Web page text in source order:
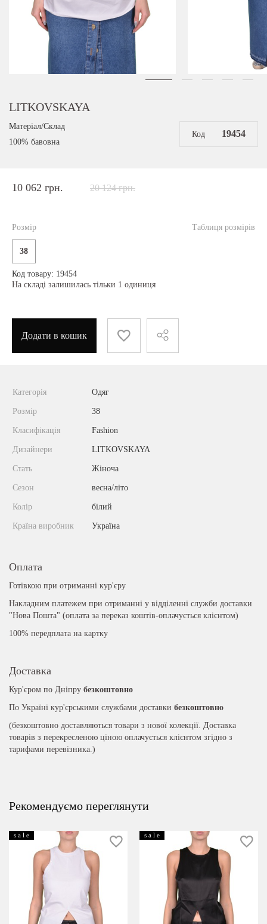
LITKOVSKAYA
Матеріал/Склад
100% бавовна
Код 19454
10 062 грн. 20 124 грн.
Таблиця розмірів
Розмір
38
Код товару: 19454
На складі залишилась тільки 1 одиниця
Додати в кошик
Категорія Одяг
Розмір 38
Класифікація Fashion
Дизайнери LITKOVSKAYA
Стать Жіноча
Сезон весна/літо
Колір білий
Країна виробник Україна
Оплата
Готівкою при отриманні кур'єру
Накладним платежем при отриманні у відділенні служби доставки
"Нова Пошта" (оплата за переказ коштів-оплачується клієнтом)
100% передплата на картку
Доставка
Кур'єром по Дніпру безкоштовно
По Україні кур'єрськими службами доставки безкоштовно
(безкоштовно доставляються товари з нової колекції. Доставка
товарів з перекресленою ціною оплачується клієнтом згідно з
тарифами перевізника.)
Рекомендуємо переглянути
s a l e s a l e